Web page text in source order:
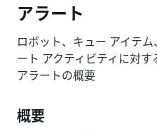
アラート
ロボット、キュー アイテ
ート アクティビティに対
アラートの概要
概要